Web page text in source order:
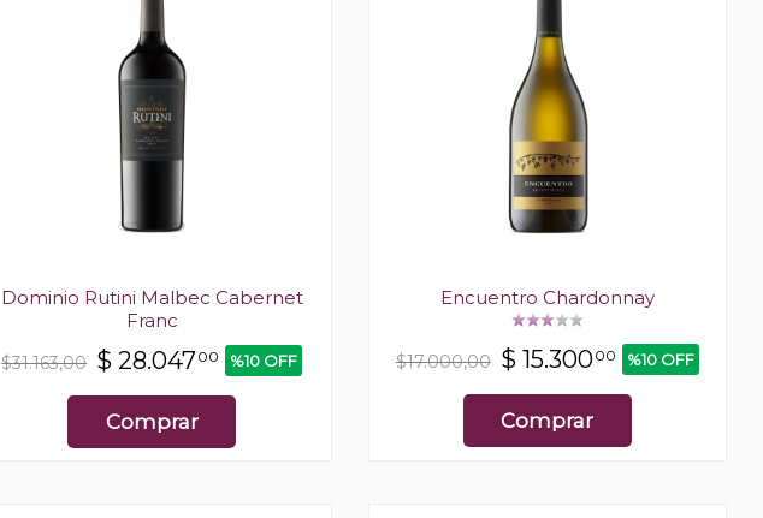
Dominio Rutini Malbec Cabernet
Franc
$31.163,00 $ 28.04700 %10 OFF
Comprar
Encuentro Chardonnay
$17.000,00 $ 15.30000 %10 OFF
Comprar